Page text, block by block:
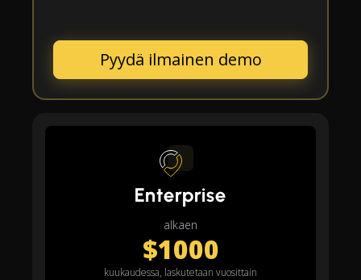
Pyydä ilmainen demo
Enterprise
alkaen
$1000
kuukaudessa, laskutetaan vuosittain